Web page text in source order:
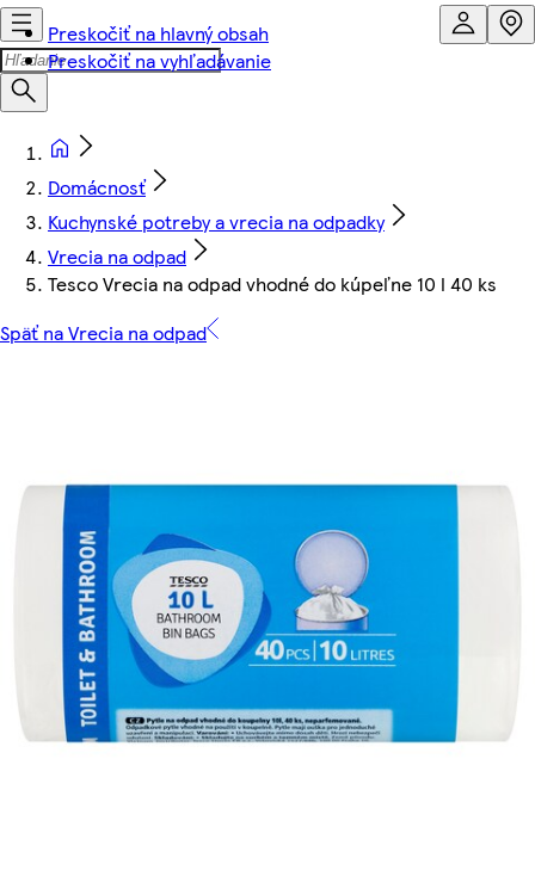
Preskočiť na hlavný obsah
Preskočiť na vyhľadávanie
Domácnosť
Kuchynské potreby a vrecia na odpadky
Vrecia na odpad
Tesco Vrecia na odpad vhodné do kúpeľne 10 l 40 ks
Späť na Vrecia na odpad